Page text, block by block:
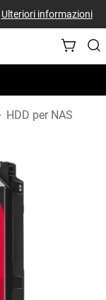
Ulteriori informazioni
HDD per NAS